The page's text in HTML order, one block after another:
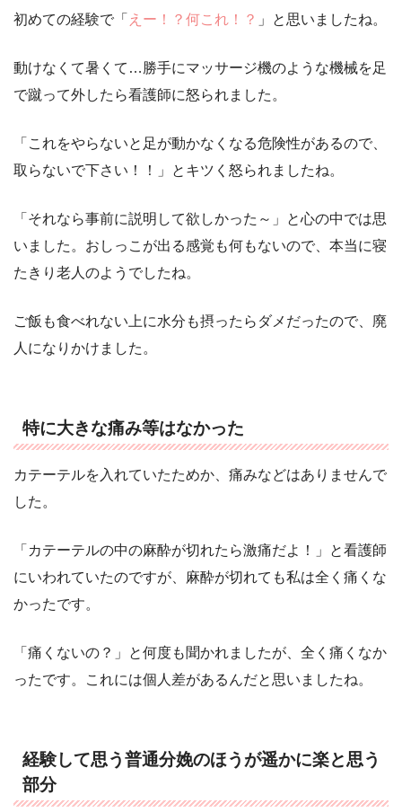
初めての経験で「 えー！？何これ！？ 」と思いましたね。
動けなくて暑くて…勝手にマッサージ機のような機械を足
で蹴って外したら看護師に怒られました。
「これをやらないと足が動かなくなる危険性があるので、
取らないで下さい！！」とキツく怒られましたね。
「それなら事前に説明して欲しかった～」と心の中では思
いました。おしっこが出る感覚も何もないので、本当に寝
たきり老人のようでしたね。
ご飯も食べれない上に水分も摂ったらダメだったので、廃
人になりかけました。
特に大きな痛み等はなかった
カテーテルを入れていたためか、痛みなどはありませんで
した。
「カテーテルの中の麻酔が切れたら激痛だよ！」と看護師
にいわれていたのですが、麻酔が切れても私は全く痛くな
かったです。
「痛くないの？」と何度も聞かれましたが、全く痛くなか
ったです。これには個人差があるんだと思いましたね。
経験して思う普通分娩のほうが遥かに楽と思う
部分